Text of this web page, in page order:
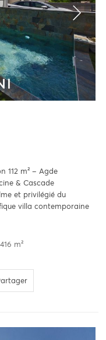
112 m² – Agde
& Cascade
et privilégié du
villa contemporaine
416 m²